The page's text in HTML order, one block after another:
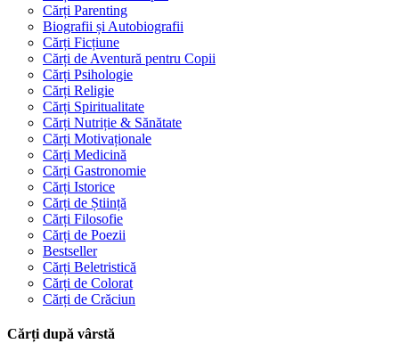
Cărți Parenting
Biografii și Autobiografii
Cărți Ficțiune
Cărți de Aventură pentru Copii
Cărți Psihologie
Cărți Religie
Cărți Spiritualitate
Cărți Nutriție & Sănătate
Cărți Motivaționale
Cărți Medicină
Cărți Gastronomie
Cărți Istorice
Cărți de Știință
Cărți Filosofie
Cărți de Poezii
Bestseller
Cărți Beletristică
Cărți de Colorat
Cărți de Crăciun
Cărți după vârstă